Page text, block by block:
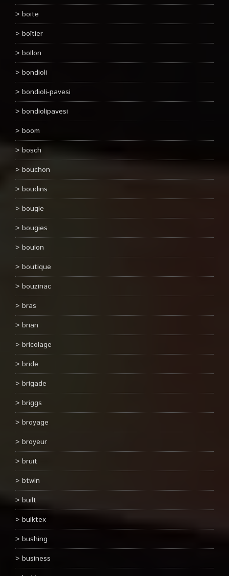
boite
boîtier
bollon
bondioli
bondioli-pavesi
bondiolipavesi
boom
bosch
bouchon
boudins
bougie
bougies
boulon
boutique
bouzinac
bras
brian
bricolage
bride
brigade
briggs
broyage
broyeur
bruit
btwin
built
bulktex
bushing
business